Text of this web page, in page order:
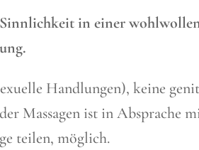
in einer
Handlungen), keine
Massagen ist in Absprache
teilen, möglich.